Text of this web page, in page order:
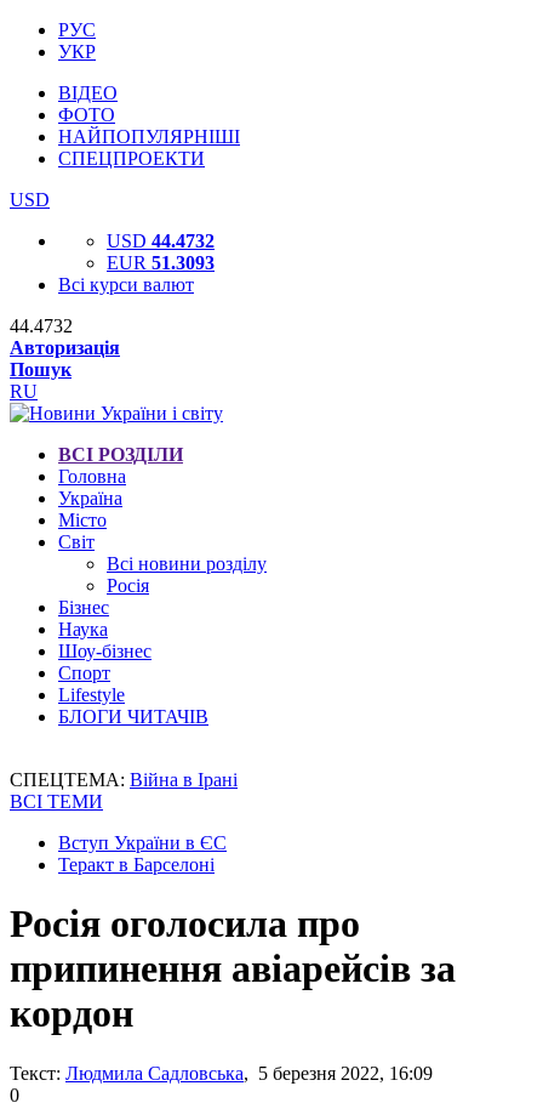
РУС
УКР
ВІДЕО
ФОТО
НАЙПОПУЛЯРНІШІ
СПЕЦПРОЕКТИ
USD
USD 44.4732
EUR 51.3093
Всі курси валют
44.4732
Авторизація
Пошук
RU
ВСІ РОЗДІЛИ
Головна
Україна
Місто
Світ
Всі новини розділу
Росія
Бізнес
Наука
Шоу-бізнес
Спорт
Lifestyle
БЛОГИ ЧИТАЧІВ
СПЕЦТЕМА: Війна в Ірані
ВСІ ТЕМИ
Вступ України в ЄС
Теракт в Барселоні
Росія оголосила про
припинення авіарейсів за
кордон
Текст: Людмила Садловська, 5 березня 2022, 16:09
0